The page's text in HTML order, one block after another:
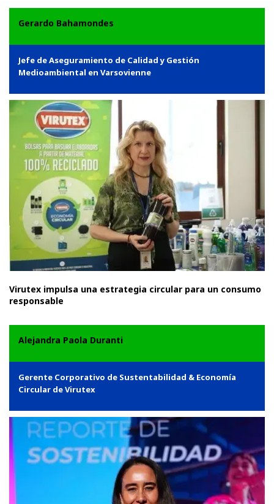
Gerardo Bahamondes
Jefe de Aseguramiento de Calidad y Gestión
Medioambiental en Varsovienne
Virutex impulsa una estrategia circular para un consumo
responsable
Alejandra Paola Duranti
Gerente Corporativo de Sustentabilidad & Economía
Circular de Virutex